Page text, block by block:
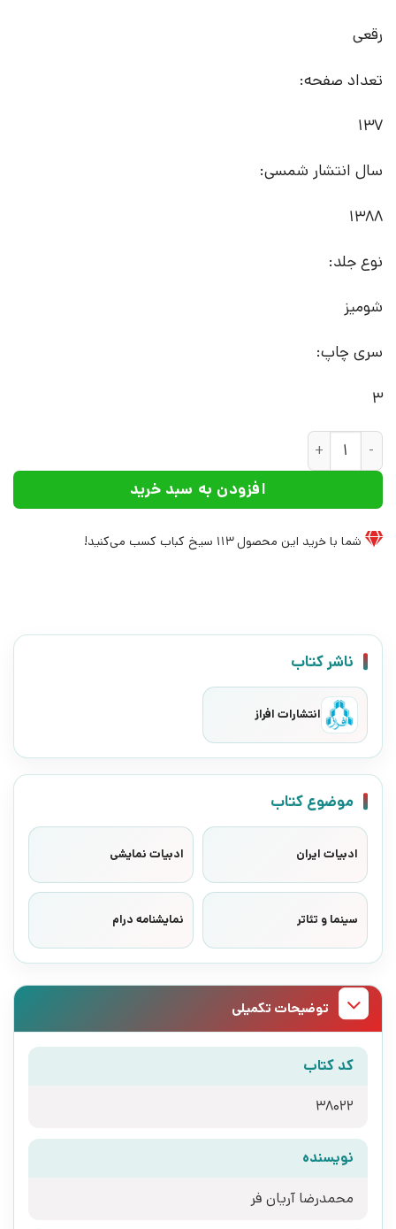
رقعی
تعداد صفحه:
137
سال انتشار شمسی:
1388
نوع جلد:
شومیز
سری چاپ:
3
کتاب دو روایت جا مانده از باد | انتشارات افراز عدد
افزودن به سبد خرید
شما با خرید این محصول113 سیخ کباب کسب می‌کنید!
ناشر کتاب
انتشارات افراز
موضوع کتاب
ادبیات ایران ادبیات نمایشی
سینما و تئاتر نمایشنامه درام
توضیحات تکمیلی
کد کتاب
38022
نویسنده
محمدرضا آریان فر